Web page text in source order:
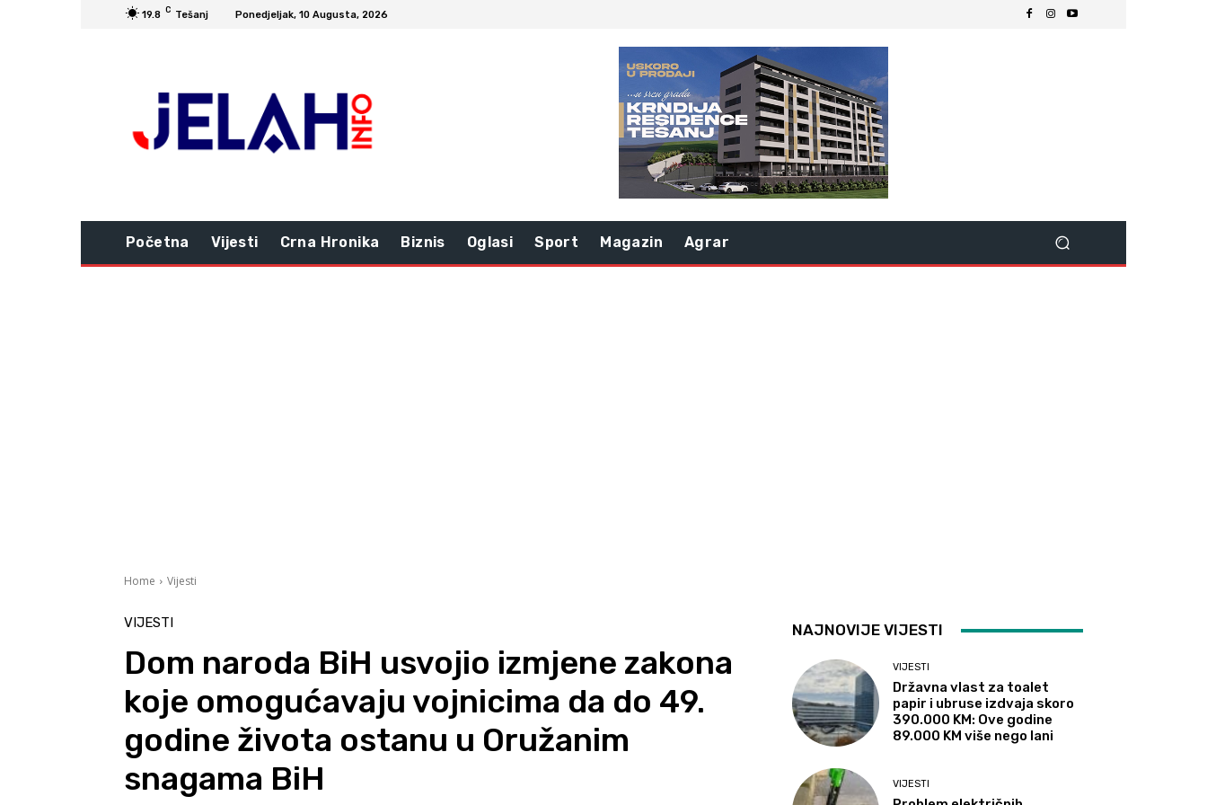
19.8 C Tešanj Ponedjeljak, 10 Augusta, 2026
Početna Vijesti Crna Hronika Biznis Oglasi Sport Magazin Agrar
Home Vijesti
VIJESTI
Dom naroda BiH usvojio izmjene zakona
koje omogućavaju vojnicima da do 49.
godine života ostanu u Oružanim
snagama BiH
NAJNOVIJE VIJESTI
VIJESTI
Državna vlast za toalet
papir i ubruse izdvaja skoro
390.000 KM: Ove godine
89.000 KM više nego lani
VIJESTI